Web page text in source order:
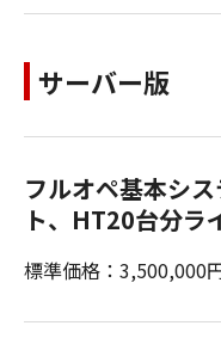
サーバー版
フルオペ基本シ
ト、HT20台分ラ
標準価格：3,500,000